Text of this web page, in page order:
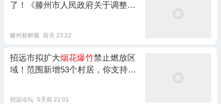
了！《滕州市人民政府关于调整禁
滕州新鲜视 前天 23:22
招远市拟扩大烟花爆竹禁止燃放区
域！范围新增53个村居，你支持还
招远论坛 5天前 21:01